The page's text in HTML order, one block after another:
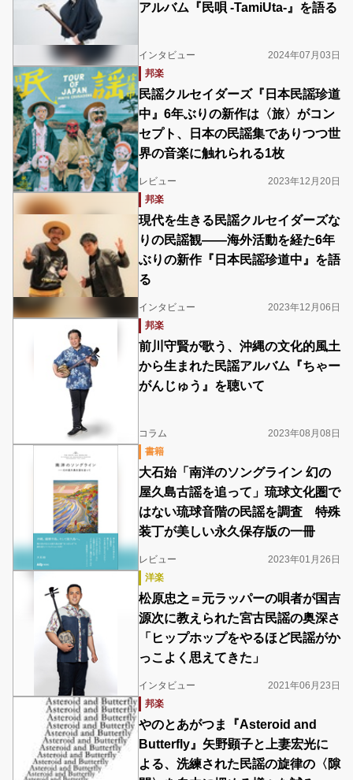
アルバム『民唄 -TamiUta-』を語る
インタビュー
2024年07月03日
邦楽
民謡クルセイダーズ『日本民謡珍道
中』6年ぶりの新作は〈旅〉がコン
セプト、日本の民謡集でありつつ世
界の音楽に触れられる1枚
レビュー
2023年12月20日
邦楽
現代を生きる民謡クルセイダーズな
りの民謡観――海外活動を経た6年
ぶりの新作『日本民謡珍道中』を語
る
インタビュー
2023年12月06日
邦楽
前川守賢が歌う、沖縄の文化的風土
から生まれた民謡アルバム『ちゃー
がんじゅう』を聴いて
コラム
2023年08月08日
書籍
大石始「南洋のソングライン 幻の
屋久島古謡を追って」琉球文化圏で
はない琉球音階の民謡を調査 特殊
装丁が美しい永久保存版の一冊
レビュー
2023年01月26日
洋楽
松原忠之＝元ラッパーの唄者が国吉
源次に教えられた宮古民謡の奥深さ
「ヒップホップをやるほど民謡がか
っこよく思えてきた」
インタビュー
2021年06月23日
邦楽
やのとあがつま『Asteroid and
Butterfly』矢野顕子と上妻宏光に
よる、洗練された民謡の旋律の〈隙